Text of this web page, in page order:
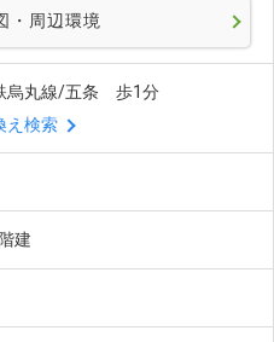
・周辺環境
烏丸線/五条 歩1分
え検索
建